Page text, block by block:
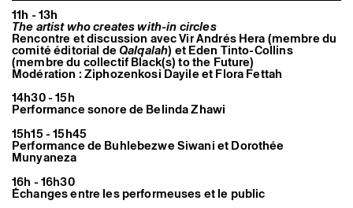
11h - 13h
The artist who creates with-in circles
Rencontre et discussion avec Vir Andrés Hera (membre du
comité éditorial deQalqalah) et Eden Tinto-Collins
(membre du collectif Black(s) to the Future)
Modération : Ziphozenkosi Dayile et Flora Fettah
14h30 - 15h
Performance sonore de Belinda Zhawi
15h15 - 15h45
Performance de Buhlebezwe Siwani et Dorothée
Munyaneza
16h - 16h30
Échanges entre les performeuses et le public